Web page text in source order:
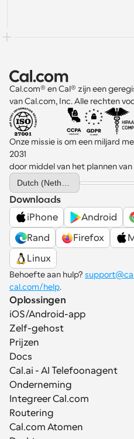
Cal.com® en Cal® zijn een
van Cal.com, Inc. Alle rechten
Onze missie is om een miljard
2031
door middel van het plannen van
Select Language
Downloads
iPhone
Android
Rand
Firefox
Linux
Behoefte aan hulp?
cal.com/help.
Oplossingen
iOS/Android-app
Zelf-gehost
Prijzen
Docs
Cal.ai - AI Telefoonagent
Onderneming
Integreer Cal.com
Routering
Cal.com Atomen